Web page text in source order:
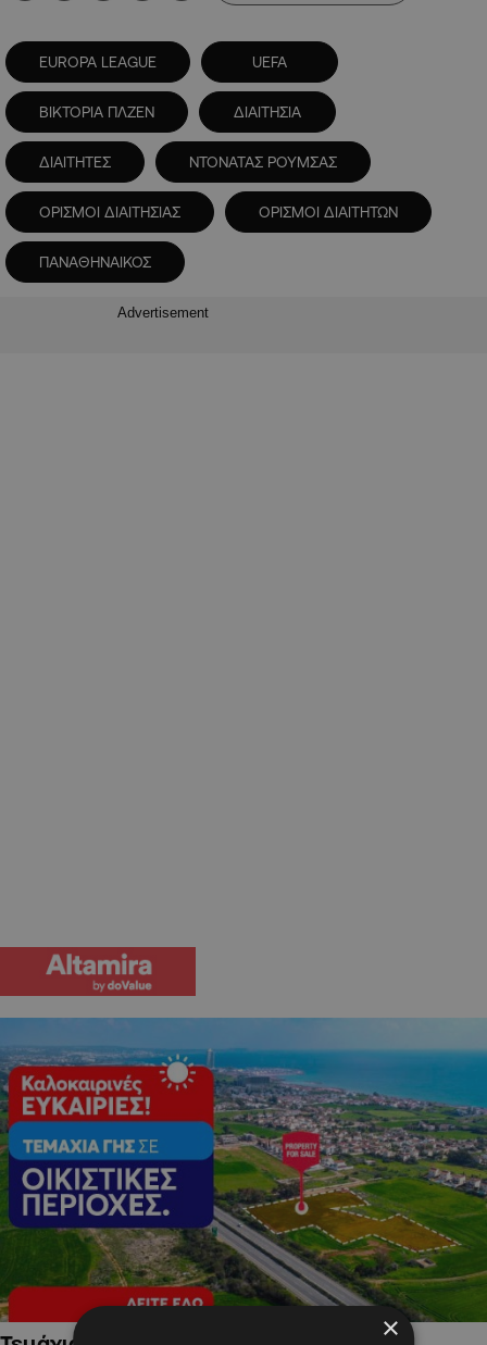
EUROPA LEAGUE UEFA
ΒΙΚΤΟΡΙΑ ΠΛΖΕΝ ΔΙΑΙΤΗΣΙΑ
ΔΙΑΙΤΗΤΕΣ ΝΤΟΝΑΤΑΣ ΡΟΥΜΣΑΣ
ΟΡΙΣΜΟΙ ΔΙΑΙΤΗΣΙΑΣ ΟΡΙΣΜΟΙ ΔΙΑΙΤΗΤΩΝ
ΠΑΝΑΘΗΝΑΙΚΟΣ
Advertisement
×